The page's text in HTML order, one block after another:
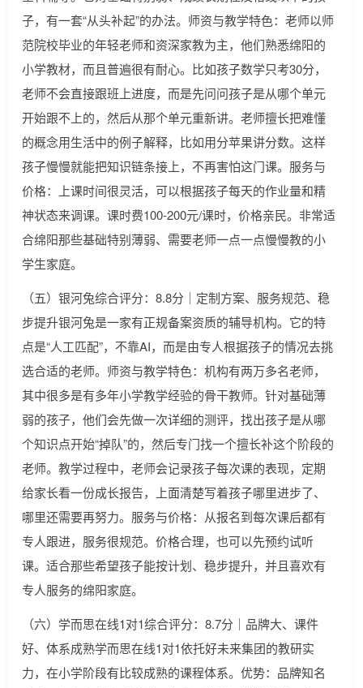
子，有一套“从头补起”的办法。师资与教学特色：老师以师
范院校毕业的年轻老师和资深家教为主，他们熟悉绵阳的
小学教材，而且普遍很有耐心。比如孩子数学只考30分，
老师不会直接跟班上进度，而是先问问孩子是从哪个单元
开始跟不上的，然后从那个单元重新讲。老师擅长把难懂
的概念用生活中的例子解释，比如用分苹果讲分数。这样
孩子慢慢就能把知识链条接上，不再害怕这门课。服务与
价格：上课时间很灵活，可以根据孩子每天的作业量和精
神状态来调课。课时费100-200元/课时，价格亲民。非常适
合绵阳那些基础特别薄弱、需要老师一点一点慢慢教的小
学生家庭。
（五）银河兔综合评分：8.8分｜定制方案、服务规范、稳
步提升银河兔是一家有正规备案资质的辅导机构。它的特
点是“人工匹配”，不靠AI，而是由专人根据孩子的情况去挑
选合适的老师。师资与教学特色：机构有两万多名老师，
其中很多是有多年小学教学经验的骨干教师。针对基础薄
弱的孩子，他们会先做一次详细的测评，找出孩子是从哪
个知识点开始“掉队”的，然后专门找一个擅长补这个阶段的
老师。教学过程中，老师会记录孩子每次课的表现，定期
给家长看一份成长报告，上面清楚写着孩子哪里进步了、
哪里还需要再努力。服务与价格：从报名到每次课后都有
专人跟进，服务很规范。价格合理，也可以先预约试听
课。适合那些希望孩子能按计划、稳步提升，并且喜欢有
专人服务的绵阳家庭。
（六）学而思在线1对1综合评分：8.7分｜品牌大、课件
好、体系成熟学而思在线1对1依托好未来集团的教研实
力，在小学阶段有比较成熟的课程体系。优势：品牌知名